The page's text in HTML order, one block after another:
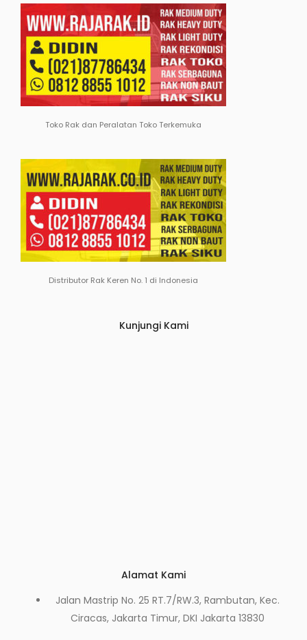
Toko Rak dan Peralatan Toko Terkemuka
Distributor Rak Keren No. 1 di Indonesia
Kunjungi Kami
Alamat Kami
Jalan Mastrip No. 25 RT.7/RW.3, Rambutan, Kec.
Ciracas, Jakarta Timur, DKI Jakarta 13830